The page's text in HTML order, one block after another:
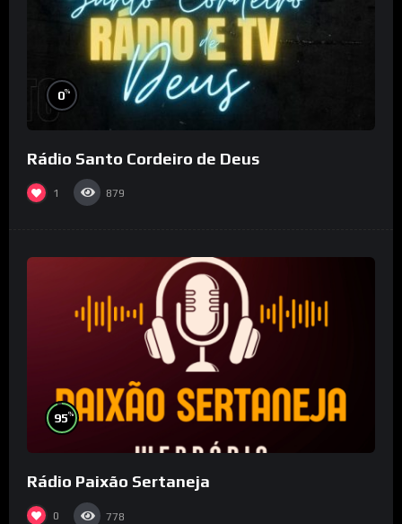
0%
Rádio Santo Cordeiro de Deus
1 879
95%
Rádio Paixão Sertaneja
0 778